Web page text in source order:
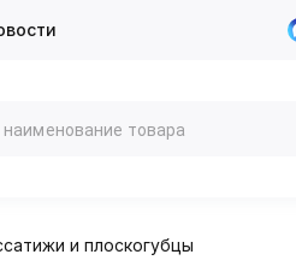
и плоскогубцы